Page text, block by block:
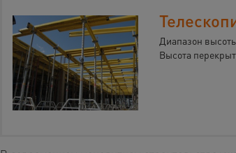
Диапазон
Высота